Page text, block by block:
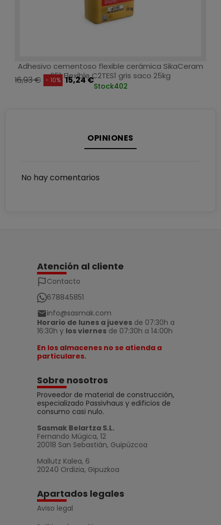
Adhesivo cementoso flexible cerámica SikaCeram
251 Flexible C2TES1 gris saco 25kg
16,93 € - 10% 15,24 €
Stock402
OPINIONES
No hay comentarios
Atención al cliente
Contacto
678845851
info@sasmak.com
Horario de lunes a jueves de 07:30h a
16:30h y los viernes de 07:30h a 14:00h
En los almacenes no se atienda a
particulares.
Sobre nosotros
Proveedor de material de construcción,
especializado Passivhaus y edificios de
consumo casi nulo.
Sasmak Belartza S.L.
Fernando Múgica, 12
20018 San Sebastián, Guipúzcoa
Mallutz Kalea, 6
20240 Ordizia, Gipuzkoa
Apartados legales
Aviso legal